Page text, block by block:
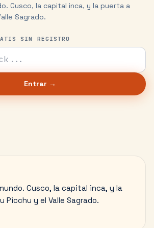
Cusco, la capital inca, y la puerta a
Sagrado.
SIN REGISTRO
Entrar →
Cusco, la capital inca, y la
Picchu y el Valle Sagrado.